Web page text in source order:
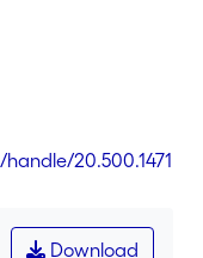
20.500.1471
Download